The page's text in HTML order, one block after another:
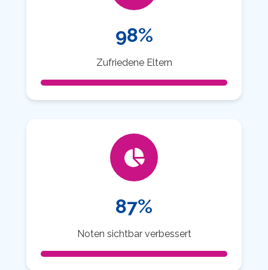
98%
Zufriedene Eltern
87%
Noten sichtbar verbessert